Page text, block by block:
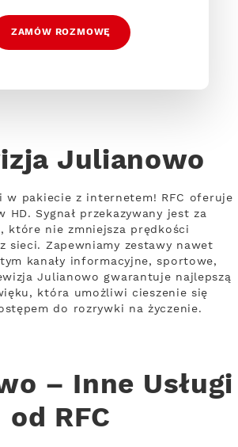
ZAMÓW ROZMOWĘ
Julianowo
w pakiecie z internetem! RFC oferuje
HD. Sygnał przekazywany jest za
które nie zmniejsza prędkości
sieci. Zapewniamy zestawy nawet
kanały informacyjne, sportowe,
Julianowo gwarantuje najlepszą
która umożliwi cieszenie się
do rozrywki na życzenie.
– Inne Usługi
od RFC